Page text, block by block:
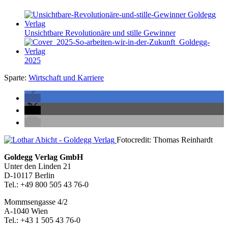
Unsichtbare Revolutionäre und stille Gewinner
2025
Sparte: Wirtschaft und Karriere
Seitenleiste Fotocredit: Thomas Reinhardt
Footer-
Section
Goldegg Verlag GmbH
Unter den Linden 21
D-10117 Berlin
Tel.: +49 800 505 43 76-0
Mommsengasse 4/2
A-1040 Wien
Tel.: +43 1 505 43 76-0